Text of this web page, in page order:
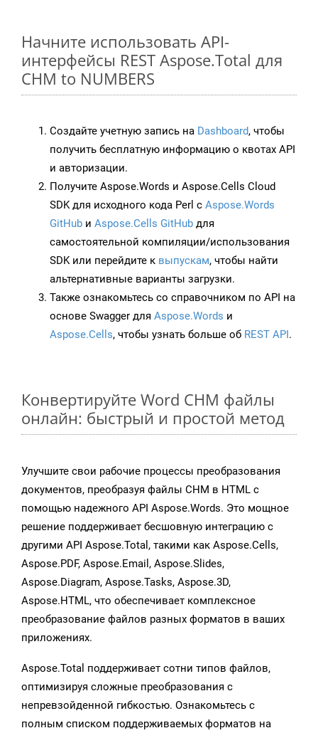
Начните использовать API-
интерфейсы REST Aspose.Total для
CHM to NUMBERS
Создайте учетную запись на Dashboard, чтобы
получить бесплатную информацию о квотах API
и авторизации.
Получите Aspose.Words и Aspose.Cells Cloud
SDK для исходного кода Perl с Aspose.Words
GitHub и Aspose.Cells GitHub для
самостоятельной компиляции/использования
SDK или перейдите к выпускам, чтобы найти
альтернативные варианты загрузки.
Также ознакомьтесь со справочником по API на
основе Swagger для Aspose.Words и
Aspose.Cells, чтобы узнать больше об REST API.
Конвертируйте Word CHM файлы
онлайн: быстрый и простой метод
Улучшите свои рабочие процессы преобразования
документов, преобразуя файлы CHM в HTML с
помощью надежного API Aspose.Words. Это мощное
решение поддерживает бесшовную интеграцию с
другими API Aspose.Total, такими как Aspose.Cells,
Aspose.PDF, Aspose.Email, Aspose.Slides,
Aspose.Diagram, Aspose.Tasks, Aspose.3D,
Aspose.HTML, что обеспечивает комплексное
преобразование файлов разных форматов в ваших
приложениях.
Aspose.Total поддерживает сотни типов файлов,
оптимизируя сложные преобразования с
непревзойденной гибкостью. Ознакомьтесь с
полным списком поддерживаемых форматов на